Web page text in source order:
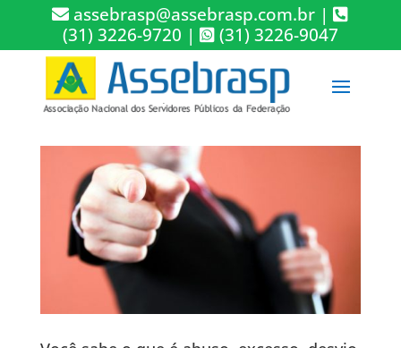
assebrasp@assebrasp.com.br |
(31) 3226-9720 | (31) 3226-9047